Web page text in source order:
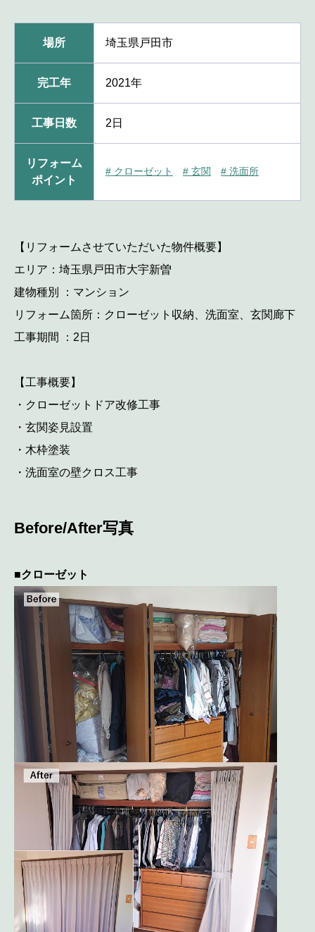
場所 埼玉県戸田市
完工年 2021年
工事日数 2日
リフォーム
ポイント
# クローゼット # 玄関 # 洗面所
【リフォームさせていただいた物件概要】
エリア：埼玉県戸田市大宇新曽
建物種別 ：マンション
リフォーム箇所：クローゼット収納、洗面室、玄関廊下
工事期間 ：2日
【工事概要】
・クローゼットドア改修工事
・玄関姿見設置
・木枠塗装
・洗面室の壁クロス工事
Before/After写真
■クローゼット